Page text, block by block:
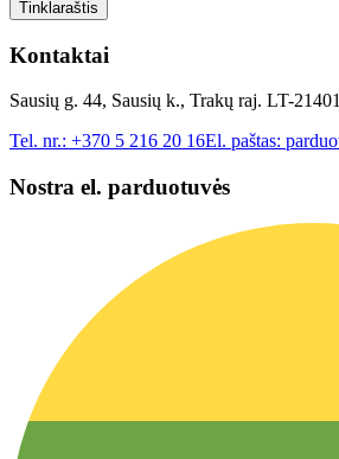
Tinklaraštis
Kontaktai
Sausių g. 44, Sausių k., Trakų raj. LT-
Tel. nr.: +370 5 216 20 16El. paštas:
Nostra el. parduotuvės